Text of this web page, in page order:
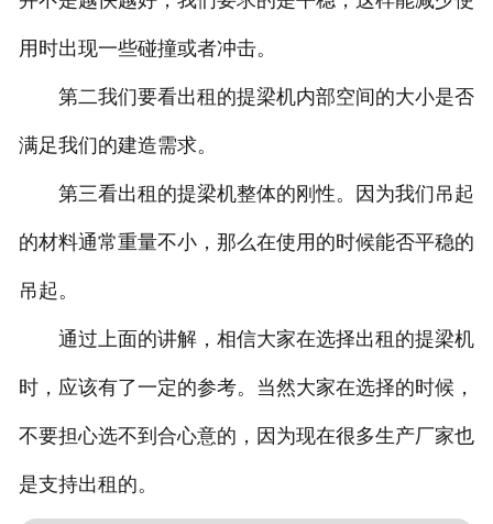
用时出现一些碰撞或者冲击。
第二我们要看出租的提梁机内部空间的大小是否
满足我们的建造需求。
第三看出租的提梁机整体的刚性。因为我们吊起
的材料通常重量不小，那么在使用的时候能否平稳的
吊起。
通过上面的讲解，相信大家在选择出租的提梁机
时，应该有了一定的参考。当然大家在选择的时候，
不要担心选不到合心意的，因为现在很多生产厂家也
是支持出租的。